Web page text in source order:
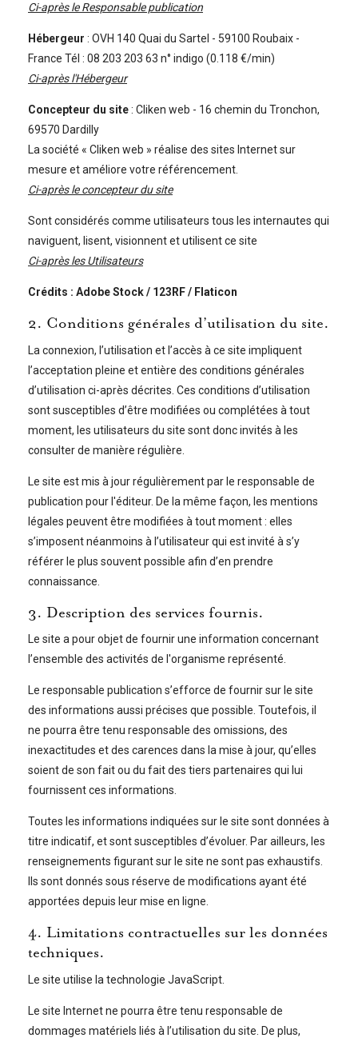
Ci-après le Responsable publication
Hébergeur : OVH 140 Quai du Sartel - 59100 Roubaix -
France Tél : 08 203 203 63 n° indigo (0.118 €/min)
Ci-après l'Hébergeur
Concepteur du site: Cliken web - 16 chemin du Tronchon,
69570 Dardilly
La société « Cliken web » réalise des sites Internet sur
mesure et améliore votre référencement.
Ci-après le concepteur du site
Sont considérés comme utilisateurs tous les internautes qui
naviguent, lisent, visionnent et utilisent ce site
Ci-après les Utilisateurs
Crédits : Adobe Stock / 123RF / Flaticon
2. Conditions générales d’utilisation du site.
La connexion, l’utilisation et l’accès à ce site impliquent
l’acceptation pleine et entière des conditions générales
d’utilisation ci-après décrites. Ces conditions d’utilisation
sont susceptibles d’être modifiées ou complétées à tout
moment, les utilisateurs du site sont donc invités à les
consulter de manière régulière.
Le site est mis à jour régulièrement par le responsable de
publication pour l'éditeur. De la même façon, les mentions
légales peuvent être modifiées à tout moment : elles
s’imposent néanmoins à l’utilisateur qui est invité à s’y
référer le plus souvent possible afin d’en prendre
connaissance.
3. Description des services fournis.
Le site a pour objet de fournir une information concernant
l’ensemble des activités de l'organisme représenté.
Le responsable publication s’efforce de fournir sur le site
des informations aussi précises que possible. Toutefois, il
ne pourra être tenu responsable des omissions, des
inexactitudes et des carences dans la mise à jour, qu’elles
soient de son fait ou du fait des tiers partenaires qui lui
fournissent ces informations.
Toutes les informations indiquées sur le site sont données à
titre indicatif, et sont susceptibles d’évoluer. Par ailleurs, les
renseignements figurant sur le site ne sont pas exhaustifs.
Ils sont donnés sous réserve de modifications ayant été
apportées depuis leur mise en ligne.
4. Limitations contractuelles sur les données
techniques.
Le site utilise la technologie JavaScript.
Le site Internet ne pourra être tenu responsable de
dommages matériels liés à l’utilisation du site. De plus,